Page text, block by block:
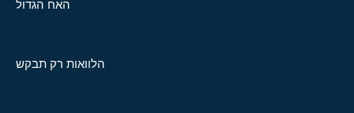
האח הגדול
הלוואות רק תבקש